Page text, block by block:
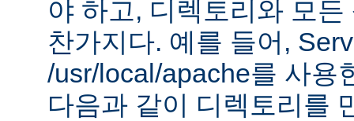
야 하고, 디렉토리와 모
찬가지다. 예를 들어,
/usr/local/apache를 사용
다음과 같이 디렉토리를